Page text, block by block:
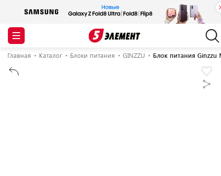
Главная Каталог Блоки питания GINZZU Блок питания Ginzzu